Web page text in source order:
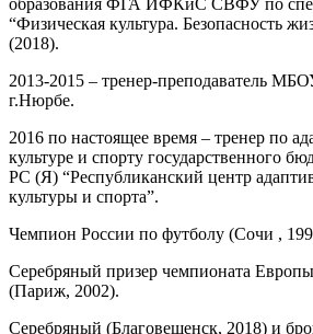
“Физическая культура. Безопасность
(2018).
2013-2015 – тренер-преподаватель
г.Нюрбе.
2016 по настоящее время – тренер по
культуре и спорту государственного
РС (Я) “Республиканский центр
культуры и спорта”.
Чемпион России по футболу (Сочи ,
Серебряный призер чемпионата
(Париж, 2002).
Серебряный (Благовещенск, 2018) и